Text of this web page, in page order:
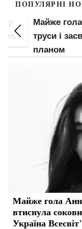
ПОПУЛЯРНІ
Майже
труси і
планом
Майже гола
втиснула
Україна